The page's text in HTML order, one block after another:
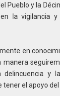
Pueblo y la
la vigilancia
en
manera
delincuencia y
tener el apoyo